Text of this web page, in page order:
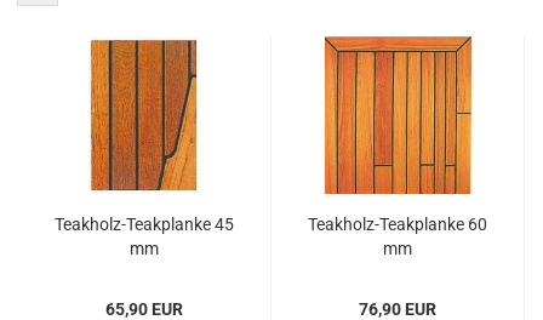
Teakholz-​​Teak­plan­ke 45
mm
65,90 EUR
Teakholz-​​Teak­plan­ke 60
mm
76,90 EUR